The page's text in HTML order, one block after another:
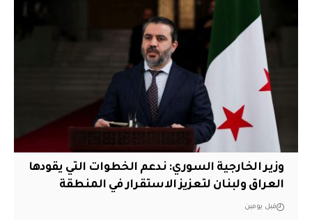
وزير الخارجية السوري: ندعم الخطوات التي يقودها
العراق ولبنان لتعزيز الاستقرار في المنطقة
قبل يومين